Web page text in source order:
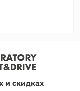
и скидках